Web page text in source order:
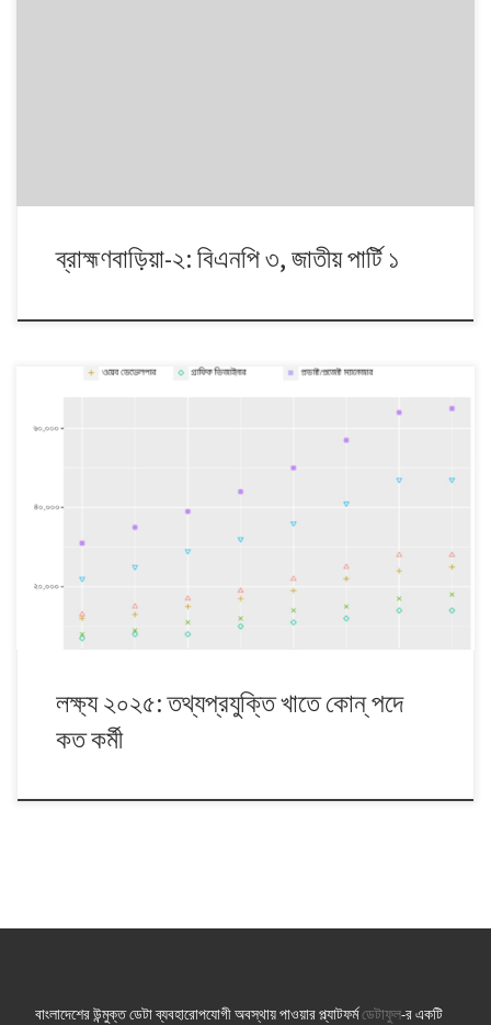
ব্রাহ্মণবাড়িয়া-২: বিএনপি ৩, জাতীয় পার্টি ১
তথ্যপ্রযুক্তি খাতকে বাংলাদেশের দ্রুত বর্ধনশীল খাত হিসেবে বিবেচনা করা হয়ে থাকে।
আগামী কয়েক বছরে এই খাতে কী পরিমাণ কর্মসংস্থান হতে পারে? তার ইঙ্গিত রয়েছে
বাংলাদেশ উন্নয়ন গবেষণা প্রতিষ্ঠানের (বিআইডিএস) সাম্প্রতিক এক গবেষণা
প্রতিবেদনে। ▲ বিআইডিএস-র গবেষণা অনুযায়ী, তথ্যপ্রযুক্তির সাতটি খাতেই কর্ম
সংস্থান বাড়বে। তবে বৃদ্ধি সবচেয়ে বেশি হবে প্রডাক্ট/প্রজেক্ট ম্যানেজার […]
লক্ষ্য ২০২৫: তথ্যপ্রযুক্তি খাতে কোন্ পদে
কত কর্মী
বাংলাদেশের উন্মুক্ত ডেটা ব্যবহারোপযোগী অবস্থায় পাওয়ার প্ল্যাটফর্মডেটাফুল-র একটি